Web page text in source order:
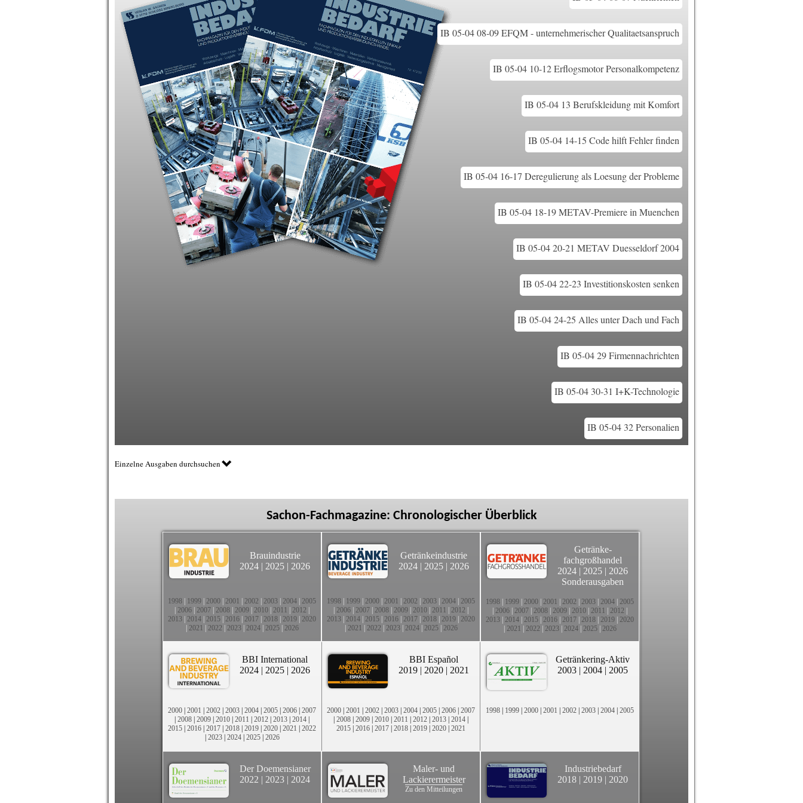
IB 05-04 08-09 EFQM - unternehmerischer Qualitaetsanspruch
IB 05-04 10-12 Erflogsmotor Personalkompetenz
IB 05-04 13 Berufskleidung mit Komfort
IB 05-04 14-15 Code hilft Fehler finden
IB 05-04 16-17 Deregulierung als Loesung der Probleme
IB 05-04 18-19 METAV-Premiere in Muenchen
IB 05-04 20-21 METAV Duesseldorf 2004
IB 05-04 22-23 Investitionskosten senken
IB 05-04 24-25 Alles unter Dach und Fach
IB 05-04 29 Firmennachrichten
IB 05-04 30-31 I+K-Technologie
IB 05-04 32 Personalien
Einzelne Ausgaben durchsuchen
Sachon-Fachmagazine: Chronologischer Überblick
Brauindustrie
2024 | 2025 | 2026
1998 1999 2000 2001 2002 2003 2004 2005
2006 2007 2008 2009 2010 2011 2012
2013 2014 2015 2016 2017 2018 2019 2020
2021 2022 2023| 2024| 2025| 2026
Getränkeindustrie
2024 | 2025 | 2026
1998 1999 2000 2001 2002 2003 2004 2005
2006 2007 2008 2009 2010 2011 2012
2013 2014 2015 2016 2017 2018 2019 2020
2021 2022 2023| 2024| 2025| 2026
Getränke-
fachgroßhandel
2024 | 2025 | 2026
Sonderausgaben
1998 1999 2000 2001 2002 2003 2004 2005
2006 2007 2008 2009 2010 2011 2012
2013 2014 2015 2016 2017 2018 2019 2020
2021 2022 2023| 2024| 2025| 2026
BBI International
2024 | 2025 | 2026
2000 | 2001 | 2002 | 2003 | 2004 | 2005 | 2006 | 2007
| 2008 | 2009 | 2010 | 2011 | 2012 | 2013 | 2014 |
2015 | 2016 | 2017 | 2018 | 2019 | 2020 | 2021 | 2022
| 2023| 2024| 2025| 2026
BBI Español
2019 | 2020 | 2021
2000 | 2001 | 2002 | 2003 | 2004 | 2005 | 2006 | 2007
| 2008 | 2009 | 2010 | 2011 | 2012 | 2013 | 2014 |
2015 | 2016 | 2017 | 2018 | 2019 | 2020 | 2021
Getränkering-Aktiv
2003 | 2004 | 2005
1998 | 1999 | 2000 | 2001 | 2002 | 2003 | 2004 | 2005
Der Doemensianer
2022 | 2023 | 2024
Maler- und
Lackierermeister
Zu den Mitteilungen
Industriebedarf
2018 | 2019 | 2020